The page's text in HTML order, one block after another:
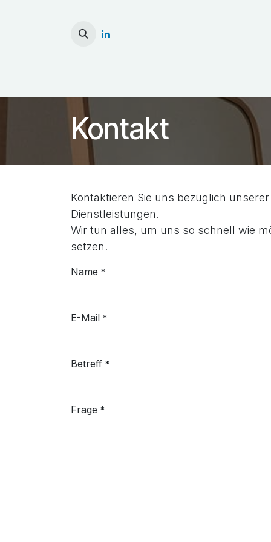
Kontakt
Kontaktieren Sie uns bezüglich
Dienstleistungen.
Wir tun alles, um uns so schnell wie
setzen.
Name *
E-Mail *
Betreff *
Frage *